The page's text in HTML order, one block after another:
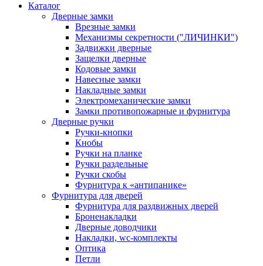
Каталог
Дверные замки
Врезные замки
Механизмы секретности ("ЛИЧИНКИ")
Задвижки дверные
Защелки дверные
Кодовые замки
Навесные замки
Накладные замки
Электромеханические замки
Замки противопожарные и фурнитура
Дверные ручки
Ручки-кнопки
Кнобы
Ручки на планке
Ручки раздельные
Ручки скобы
Фурнитура к «антипанике»
Фурнитура для дверей
Фурнитура для раздвижных дверей
Броненакладки
Дверные доводчики
Накладки, wc-комплекты
Оптика
Петли